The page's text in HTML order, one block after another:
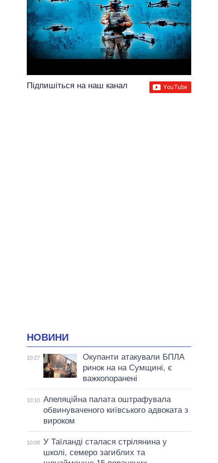
Підпишіться на наш канал
НОВИНИ
10:27
Окупанти атакували БПЛА
ринок на на Сумщині, є
важкопоранені
10:10 Апеляційна палата оштрафувала
обвинуваченого київського адвоката з
вироком
10:08 У Таїланді сталася стрілянина у
школі, семеро загиблих та